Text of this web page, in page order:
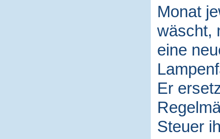
Monat
wäscht,
eine
Er
Steuer